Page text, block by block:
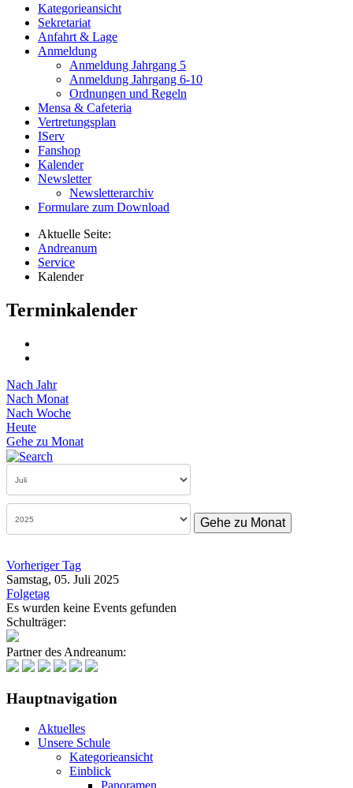
Kategorieansicht
Sekretariat
Anfahrt & Lage
Anmeldung
Anmeldung Jahrgang 5
Anmeldung Jahrgang 6-10
Ordnungen und Regeln
Mensa & Cafeteria
Vertretungsplan
IServ
Fanshop
Kalender
Newsletter
Newsletterarchiv
Formulare zum Download
Aktuelle Seite:
Andreanum
Service
Kalender
Terminkalender
Nach Jahr
Nach Monat
Nach Woche
Heute
Gehe zu Monat
Gehe zu Monat
Vorheriger Tag
Samstag, 05. Juli 2025
Folgetag
Es wurden keine Events gefunden
Schulträger:
Partner des Andreanum:
Hauptnavigation
Aktuelles
Unsere Schule
Kategorieansicht
Einblick